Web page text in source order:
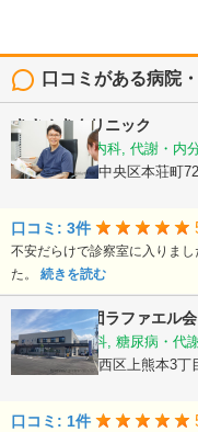
口コミがある病院
きさぬきクリニック
糖尿病内科, 内科, 代謝・内
熊本県熊本市中央区本荘町
口コミ: 3件
不安だらけで診察室に入りま
た。 続きを読む
医療法人社団ラファエル会
整形外科, 内科, 糖尿病・代
熊本県熊本市西区上熊本3丁
口コミ: 1件